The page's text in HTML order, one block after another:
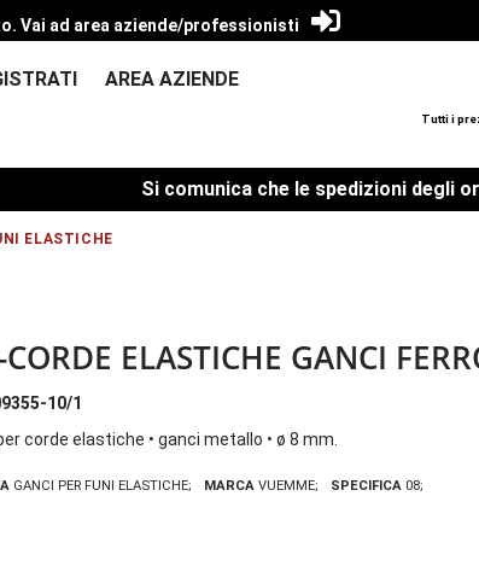
Vai ad area aziende/professionisti
Tutti i
AREA AZIENDE
Si comunica che le spedizioni degli
ELASTICHE
CORDE ELASTICHE GANCI
10/1
corde elastiche • ganci metallo • ø 8 mm.
GANCI PER FUNI ELASTICHE MARCA VUEMME SPECIFICA 08